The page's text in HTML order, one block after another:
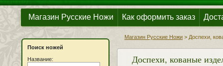
Магазин Русские Ножи Как оформить заказ
Поиск ножей
Название:
Магазин Русские Ножи > Доспехи,
Доспехи, кованые